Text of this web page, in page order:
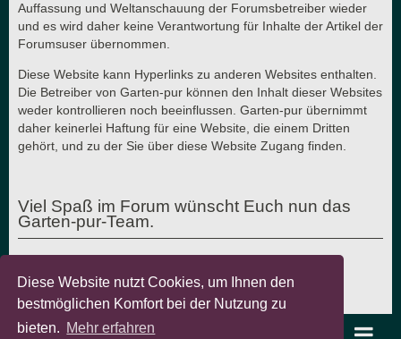
Diese Website nutzt Cookies, um Ihnen den
bestmöglichen Komfort bei der Nutzung zu
bieten. Mehr erfahren
Auffassung und Weltanschauung der Forumsbetreiber wieder
und es wird daher keine Verantwortung für Inhalte der Artikel der
Forumsuser übernommen.
Diese Website kann Hyperlinks zu anderen Websites enthalten.
Die Betreiber von Garten-pur können den Inhalt dieser Websites
weder kontrollieren noch beeinflussen. Garten-pur übernimmt
daher keinerlei Haftung für eine Website, die einem Dritten
gehört, und zu der Sie über diese Website Zugang finden.
Viel Spaß im Forum wünscht Euch nun das
Garten-pur-Team.
Letzte Aktualisierung: 7.8.2018 - © Garten-pur GbR